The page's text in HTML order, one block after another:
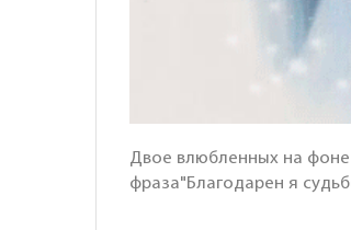
Двое влюбленных на фоне
фраза"Благодарен я